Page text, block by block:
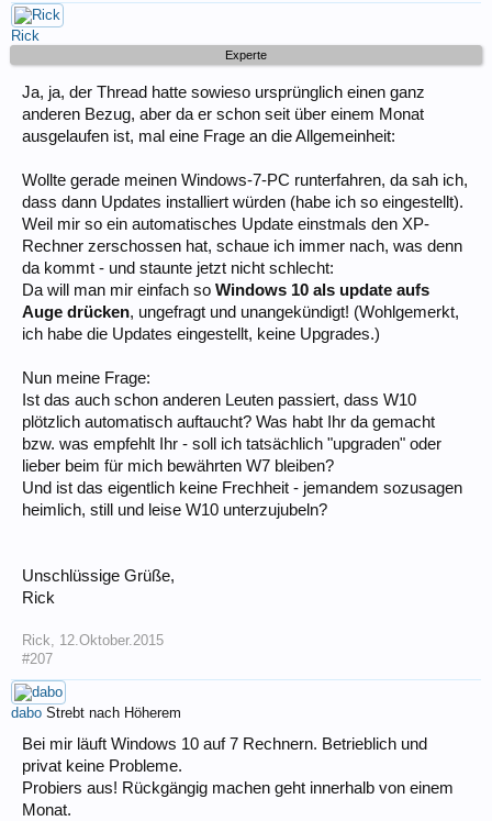
Rick
Experte
Ja, ja, der Thread hatte sowieso ursprünglich einen ganz
anderen Bezug, aber da er schon seit über einem Monat
ausgelaufen ist, mal eine Frage an die Allgemeinheit:
Wollte gerade meinen Windows-7-PC runterfahren, da sah ich,
dass dann Updates installiert würden (habe ich so eingestellt).
Weil mir so ein automatisches Update einstmals den XP-
Rechner zerschossen hat, schaue ich immer nach, was denn
da kommt - und staunte jetzt nicht schlecht:
Da will man mir einfach so Windows 10 als update aufs
Auge drücken, ungefragt und unangekündigt! (Wohlgemerkt,
ich habe die Updates eingestellt, keine Upgrades.)
Nun meine Frage:
Ist das auch schon anderen Leuten passiert, dass W10
plötzlich automatisch auftaucht? Was habt Ihr da gemacht
bzw. was empfehlt Ihr - soll ich tatsächlich "upgraden" oder
lieber beim für mich bewährten W7 bleiben?
Und ist das eigentlich keine Frechheit - jemandem sozusagen
heimlich, still und leise W10 unterzujubeln?
Unschlüssige Grüße,
Rick
Rick, 12.Oktober.2015
#207
dabo Strebt nach Höherem
Bei mir läuft Windows 10 auf 7 Rechnern. Betrieblich und
privat keine Probleme.
Probiers aus! Rückgängig machen geht innerhalb von einem
Monat.